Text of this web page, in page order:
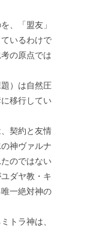
、「盟友」
いるわけで
の原点では
）は自然圧
移行してい
契約と友情
神ヴァルナ
のではない
ダヤ教・キ
一絶対神の
トラ神は、